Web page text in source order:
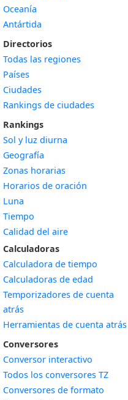
Oceanía
Antártida
Directorios
Todas las regiones
Países
Ciudades
Rankings de ciudades
Rankings
Sol y luz diurna
Geografía
Zonas horarias
Horarios de oración
Luna
Tiempo
Calidad del aire
Calculadoras
Calculadora de tiempo
Calculadoras de edad
Temporizadores de cuenta
atrás
Herramientas de cuenta atrás
Conversores
Conversor interactivo
Todos los conversores TZ
Conversores de formato